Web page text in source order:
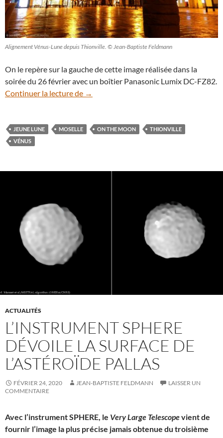
Alignement Vénus-Lune depuis Thionville. © Jean-Baptiste Feldmann
On le repère sur la gauche de cette image réalisée dans la
soirée du 26 février avec un boîtier Panasonic Lumix DC-FZ82.
Continuer la lecture de
Vénus-Lune : alignement céleste au
→
JEUNE LUNE MOSELLE ON THE MOON
THIONVILLE
VÉNUS
ACTUALITÉS
L’INSTRUMENT SPHERE
DÉVOILE LA SURFACE DE
L’ASTÉROÏDE PALLAS
FÉVRIER 24, 2020 JEAN-BAPTISTE FELDMANN
LAISSER UN
COMMENTAIRE
Avec l’instrument SPHERE, le Very Large Telescopevient de
fournir l’image la plus précise jamais obtenue du troisième